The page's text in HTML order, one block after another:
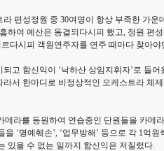
편성정원 중 30여명이 항상 부족한 가
하여 예산은 동결되다시피 했고, 정원 편
다시피 객원연주자를 연주 때마다 찾아야
고 함신익이 ‘낙하산 상임지휘자’로 들
서 한마디로 비정상적인 오케스트라 체
메라를 동원하여 연습중인 단원들을 카
‘명예훼손’, ‘업무방해’ 등으로 각 1
있을 수 없는 일까지 함신익은 저질렀다.